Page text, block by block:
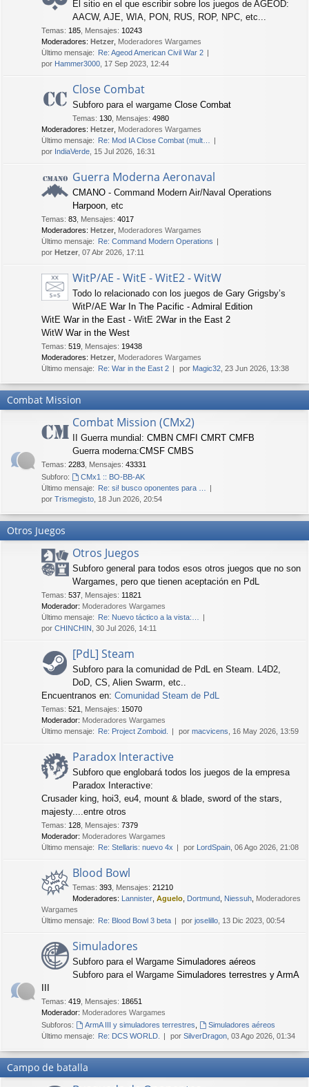
El sitio en el que escribir sobre los juegos de AGEOD:
AACW, AJE, WIA, PON, RUS, ROP, NPC, etc...
Temas: 185 Mensajes: 10243
Moderadores: Hetzer Moderadores Wargames
Último mensaje: Re: Ageod American Civil War 2
por Hammer3000 , 17 Sep 2023, 12:44
Close Combat
Subforo para el wargame Close Combat
Temas: 130 Mensajes: 4980
Moderadores: Hetzer Moderadores Wargames
Último mensaje: Re: Mod IA Close Combat (mult…
por IndiaVerde , 15 Jul 2026, 16:31
Guerra Moderna Aeronaval
CMANO - Command Modern Air/Naval Operations
Harpoon , etc
Temas: 83 Mensajes: 4017
Moderadores: Hetzer Moderadores Wargames
Último mensaje: Re: Command Modern Operations
por Hetzer , 07 Abr 2026, 17:11
WitP/AE - WitE - WitE2 - WitW
Todo lo relacionado con los juegos de Gary Grigsby’s
WitP/AE War In The Pacific - Admiral Edition
WitE War in the East - WitE 2War in the East 2
WitW War in the West
Temas: 519 Mensajes: 19438
Moderadores: Hetzer Moderadores Wargames
Último mensaje: Re: War in the East 2 por Magic32 , 23 Jun 2026, 13:38
Combat Mission
Combat Mission (CMx2)
II Guerra mundial: CMBN CMFI CMRT CMFB
Guerra moderna:CMSF CMBS
Temas: 2283 Mensajes: 43331
Subforo:
CMx1 :: BO-BB-AK
Último mensaje: Re: si! busco oponentes para …
por Trismegisto , 18 Jun 2026, 20:54
Otros Juegos
Otros Juegos
Subforo general para todos esos otros juegos que no son
Wargames, pero que tienen aceptación en PdL
Temas: 537 Mensajes: 11821
Moderador: Moderadores Wargames
Último mensaje: Re: Nuevo táctico a la vista:…
por CHINCHIN , 30 Jul 2026, 14:11
[PdL] Steam
Subforo para la comunidad de PdL en Steam. L4D2,
DoD, CS, Alien Swarm, etc..
Encuentranos en: Comunidad Steam de PdL
Temas: 521 Mensajes: 15070
Moderador: Moderadores Wargames
Último mensaje: Re: Project Zomboid. por macvicens , 16 May 2026, 13:59
Paradox Interactive
Subforo que englobará todos los juegos de la empresa
Paradox Interactive:
Crusader king, hoi3, eu4, mount & blade, sword of the stars,
majesty....entre otros
Temas: 128 Mensajes: 7379
Moderador: Moderadores Wargames
Último mensaje: Re: Stellaris: nuevo 4x por LordSpain , 06 Ago 2026, 21:08
Blood Bowl
Temas: 393 Mensajes: 21210
Moderadores: Lannister Aguelo Dortmund Niessuh Moderadores
Wargames
Último mensaje: Re: Blood Bowl 3 beta por joselillo , 13 Dic 2023, 00:54
Simuladores
Subforo para el Wargame Simuladores aéreos
Subforo para el Wargame Simuladores terrestres y ArmA
Temas: 419 Mensajes: 18651
Moderador: Moderadores Wargames
Subforos:
ArmA III y simuladores terrestres
Simuladores aéreos
Último mensaje: Re: DCS WORLD. por SilverDragon , 03 Ago 2026, 01:34
Campo de batalla